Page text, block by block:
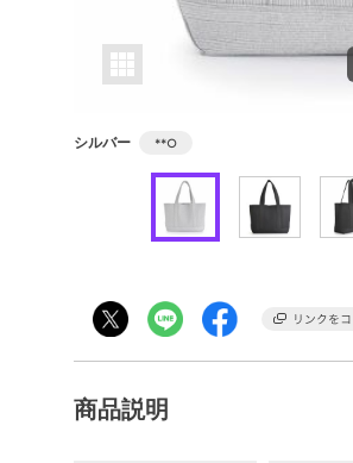
シルバー **○
商品説明